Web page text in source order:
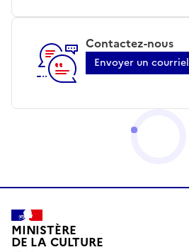
Contactez-nous
Envoyer un courriel
MINISTÈRE
DE LA CULTURE